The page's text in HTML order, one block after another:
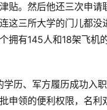
贴。然后他还三次申
这三所大学的门儿都
拥有145人和18架飞
历、军方履历成功入
申领的便利权限，名利